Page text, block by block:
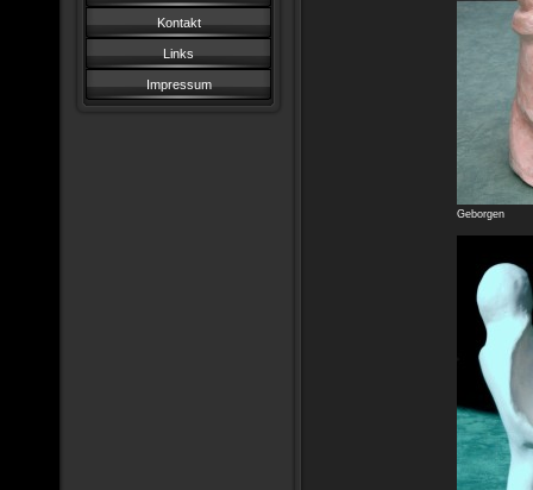
Kontakt
Links
Impressum
Geborgen